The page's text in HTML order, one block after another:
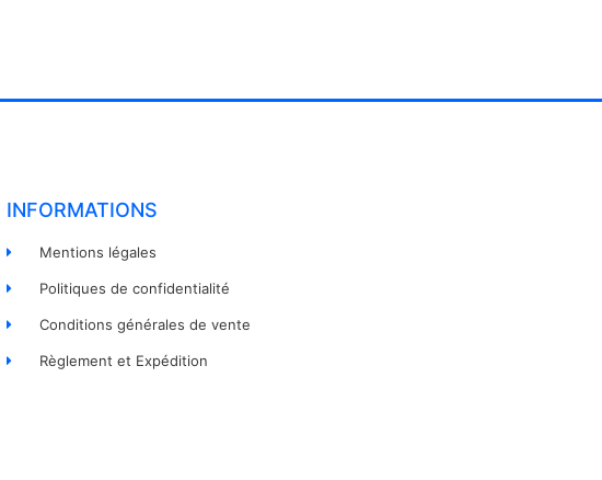
INFORMATIONS
Mentions légales
Politiques de confidentialité
Conditions générales de vente
Règlement et Expédition